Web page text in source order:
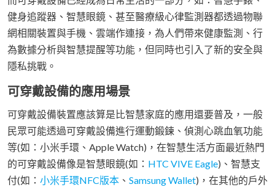
健身追蹤器、智慧眼鏡、甚至醫療級心律監測器都透過物聯
網相關裝置與手機、雲端作連接，為人們帶來健康監測、行
為數據分析與智慧提醒等功能，但同時也引入了新的安全與
隱私挑戰。
可穿戴設備的應用場景
可穿戴設備裝置應該算是比智慧家庭的應用還要普及，一般
民眾可能透過可穿戴設備進行運動鍛鍊、偵測心跳血氧功能
等(如：小米手環、Apple Watch)，在智慧生活方面最近熱門
的可穿戴設備像是智慧眼鏡(如： HTC VIVE Eagle)、智慧支
付(如： 小米手環NFC版本 、 Samsung Wallet)，在其他的戶外